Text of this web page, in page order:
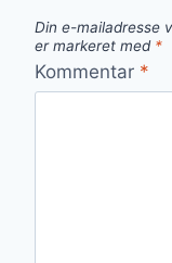
Din e-mailadresse
er markeret med *
Kommentar *